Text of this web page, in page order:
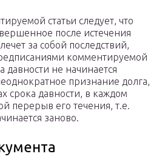
статьи следует, что
после истечения
за собой последствий,
комментируемой
давности не начинается
признание долга,
срока давности, в каждом
перерыв его течения, т.е.
заново.